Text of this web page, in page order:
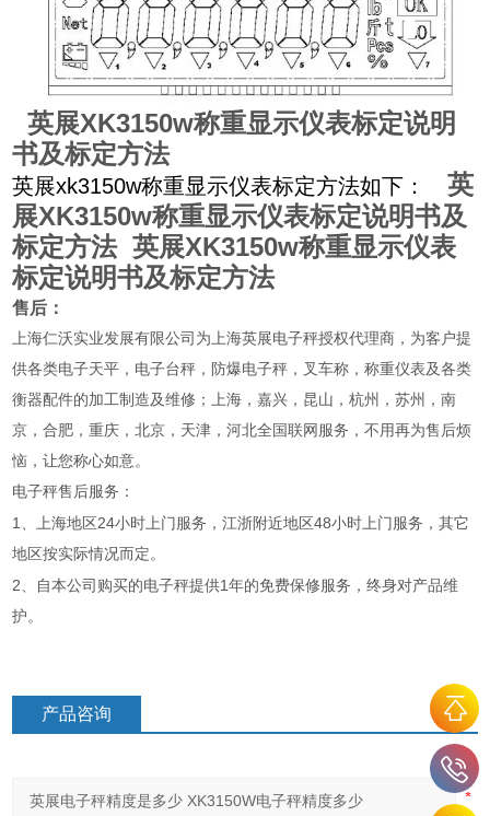
英展XK3150w称重显示仪表标定说明
书及标定方法
英展xk3150w称重显示仪表标定方法如下：
英
展XK3150w称重显示仪表标定说明书及
标定方法英展XK3150w称重显示仪表
标定说明书及标定方法
售后：
上海仁沃实业发展有限公司为上海英展电子秤授权代理商，为客户提
供各类电子天平，电子台秤，防爆电子秤，叉车称，称重仪表及各类
衡器配件的加工制造及维修；上海，嘉兴，昆山，杭州，苏州，南
京，合肥，重庆，北京，天津，河北全国联网服务，不用再为售后烦
恼，让您称心如意。
电子秤售后服务：
1 、上海地区 24小时上门服务，江浙附近地区48小时上门服务，其它
地区按实际情况而定。
2 、自本公司购买的电子秤提供1年的免费保修服务，终身对产品维
护。
产品咨询